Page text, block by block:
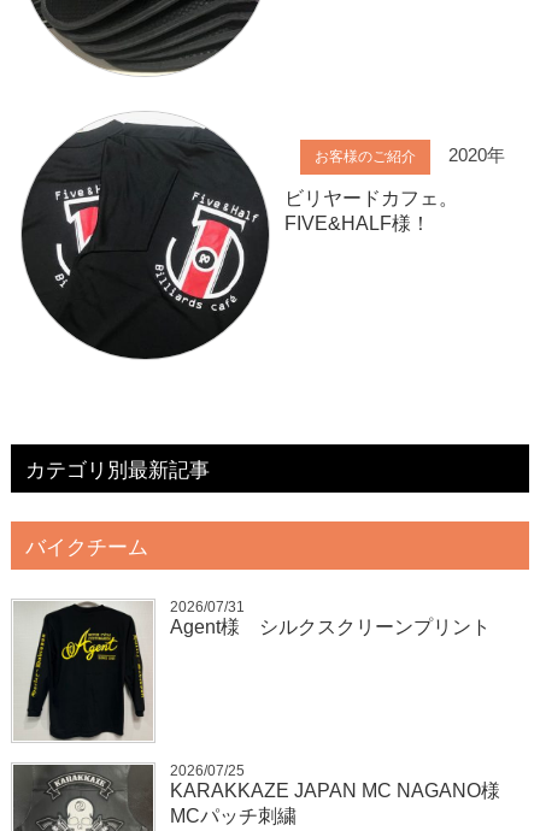
お客様のご紹介 2020年
ビリヤードカフェ。
FIVE&HALF様！
カテゴリ別最新記事
バイクチーム
2026/07/31
Agent様 シルクスクリーンプリント
2026/07/25
KARAKKAZE JAPAN MC NAGANO様
MCパッチ刺繍